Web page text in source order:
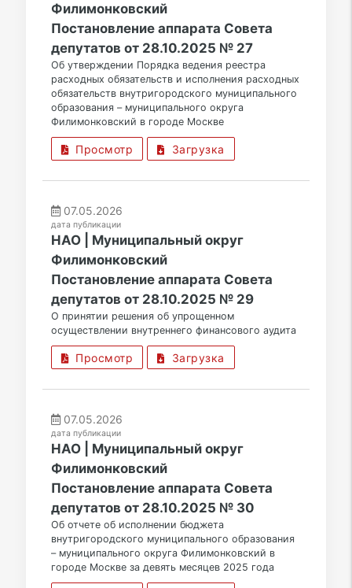
Филимонковский
Постановление аппарата Совета
депутатов от 28.10.2025 № 27
Об утверждении Порядка ведения реестра
расходных обязательств и исполнения расходных
обязательств внутригородского муниципального
образования – муниципального округа
Филимонковский в городе Москве
Просмотр Загрузка
07.05.2026
дата публикации
НАО | Муниципальный округ
Филимонковский
Постановление аппарата Совета
депутатов от 28.10.2025 № 29
О принятии решения об упрощенном
осуществлении внутреннего финансового аудита
Просмотр Загрузка
07.05.2026
дата публикации
НАО | Муниципальный округ
Филимонковский
Постановление аппарата Совета
депутатов от 28.10.2025 № 30
Об отчете об исполнении бюджета
внутригородского муниципального образования
– муниципального округа Филимонковский в
городе Москве за девять месяцев 2025 года